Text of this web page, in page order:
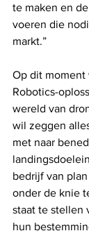
te maken en
voeren die
markt.”
Op dit moment
Robotics-
wereld van
wil zeggen
met naar
bedrijf van
onder de knie
staat te stellen
hun